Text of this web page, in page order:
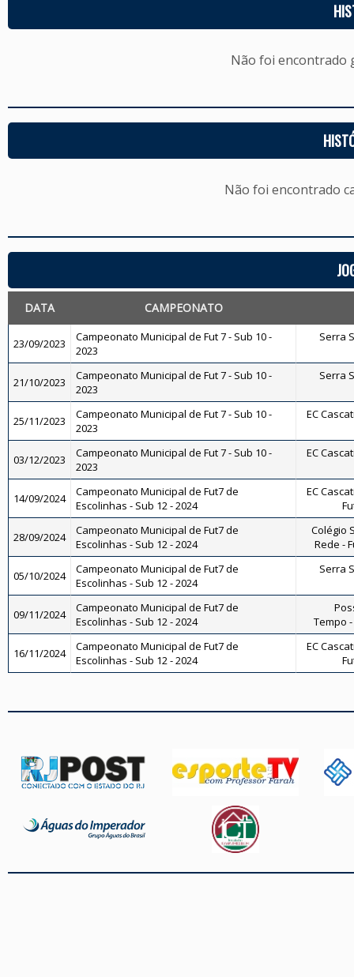
Não foi encontrado
Não foi encontrado
DATA CAMPEONATO
23/09/2023
Campeonato Municipal de Fut 7 - Sub 10 -
2023
Serra
21/10/2023
Campeonato Municipal de Fut 7 - Sub 10 -
2023
Serra
25/11/2023
Campeonato Municipal de Fut 7 - Sub 10 -
2023
EC
03/12/2023
Campeonato Municipal de Fut 7 - Sub 10 -
2023
EC
14/09/2024
Campeonato Municipal de Fut7 de
Escolinhas - Sub 12 - 2024
EC
28/09/2024
Campeonato Municipal de Fut7 de
Escolinhas - Sub 12 - 2024
Colégio
Rede -
05/10/2024
Campeonato Municipal de Fut7 de
Escolinhas - Sub 12 - 2024
Serra
09/11/2024
Campeonato Municipal de Fut7 de
Escolinhas - Sub 12 - 2024
Tempo
16/11/2024
Campeonato Municipal de Fut7 de
Escolinhas - Sub 12 - 2024
EC